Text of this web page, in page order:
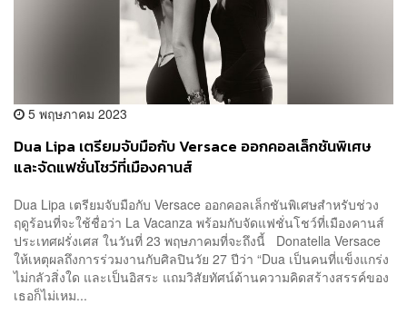
5 พฤษภาคม 2023
Dua Lipa เตรียมจับมือกับ Versace ออกคอลเล็กชันพิเศษ
และจัดแฟชั่นโชว์ที่เมืองคานส์
Dua Lipa เตรียมจับมือกับ Versace ออกคอลเล็กชันพิเศษสำหรับช่วง
ฤดูร้อนที่จะใช้ชื่อว่า La Vacanza พร้อมกับจัดแฟชั่นโชว์ที่เมืองคานส์
ประเทศฝรั่งเศส ในวันที่ 23 พฤษภาคมที่จะถึงนี้ Donatella Versace
ให้เหตุผลถึงการร่วมงานกับศิลปินวัย 27 ปีว่า “Dua เป็นคนที่แข็งแกร่ง
ไม่กลัวสิ่งใด และเป็นอิสระ แถมวิสัยทัศน์ด้านความคิดสร้างสรรค์ของ
เธอก็ไม่เหม...